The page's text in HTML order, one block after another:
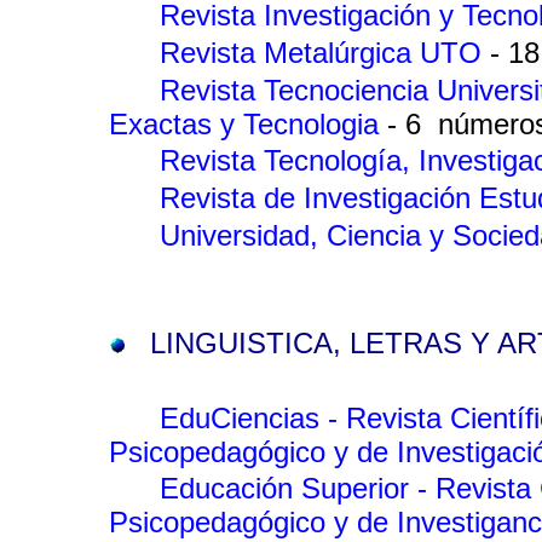
Revista Investigación y
Revista Metalúrgica UTO -
Revista Tecnociencia
Exactas y Tecnologia - 6
Revista Tecnología,
Revista de Investigación
Universidad, Ciencia y
LINGUISTICA, LETRAS Y
EduCiencias - Revista
Psicopedagógico y de
Educación Superior -
Psicopedagógico y de